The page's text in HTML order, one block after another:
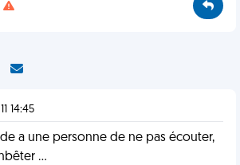
14:45
a une personne de ne pas écouter,
...